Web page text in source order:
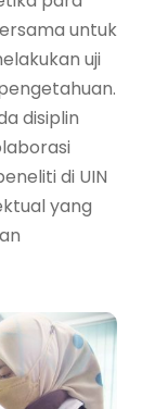
untuk
uji
disiplin
di UIN
yang